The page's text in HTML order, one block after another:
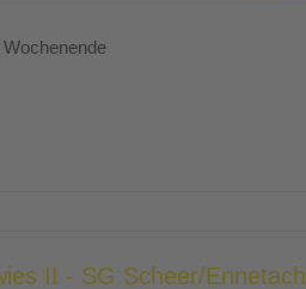
II - SG Scheer/Ennetach